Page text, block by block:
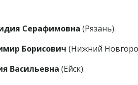
Серафимовна (Рязань).
Борисович (Нижний
Васильевна (Ейск).